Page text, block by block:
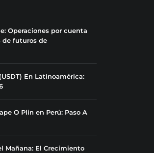
Operaciones por cuenta
de futuros de
En Latinoamérica:
O Plin en Perú: Paso A
Mañana: El Crecimiento